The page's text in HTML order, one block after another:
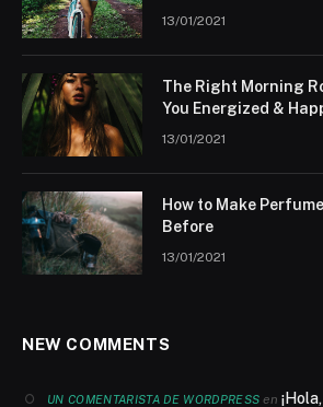
13/01/2021
The Right Morning
You Energized &
13/01/2021
How to Make
Before
13/01/2021
NEW COMMENTS
UN COMENTARISTA DE WORDPRESS en